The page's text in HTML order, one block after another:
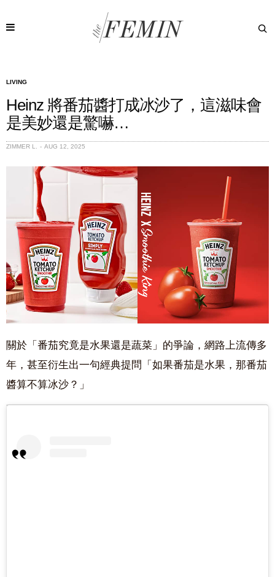
LIVING
Heinz 將番茄醬打成冰沙了，這滋味會
是美妙還是驚嚇…
ZIMMER L. AUG 12, 2025
關於「番茄究竟是水果還是蔬菜」的爭論，網路上流傳多
年，甚至衍生出一句經典提問「如果番茄是水果，那番茄
醬算不算冰沙？」